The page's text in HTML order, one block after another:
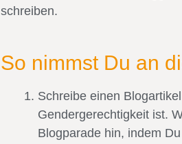
schreiben.
So nimmst Du an
Schreibe einen
Gendergerechtigkeit ist.
Blogparade hin, indem